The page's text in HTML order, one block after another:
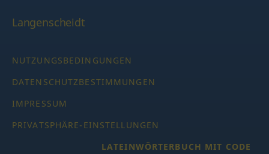
Langenscheidt
NUTZUNGSBEDINGUNGEN
DATENSCHUTZBESTIMMUNGEN
IMPRESSUM
PRIVATSPHÄRE-EINSTELLUNGEN
LATEINWÖRTERBUCH MIT CODE